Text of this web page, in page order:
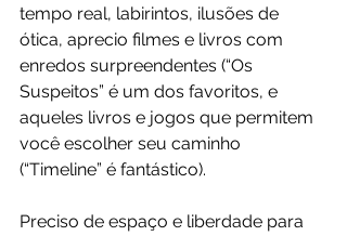
tempo real, labirintos, ilusões de
ótica, aprecio filmes e livros com
enredos surpreendentes (“Os
Suspeitos” é um dos favoritos, e
aqueles livros e jogos que permitem
você escolher seu caminho
(“Timeline” é fantástico).
Preciso de espaço e liberdade para